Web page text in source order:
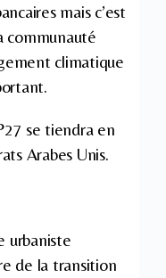
mais c’est
communauté
climatique
se tiendra en
Arabes Unis.
urbaniste
de la transition